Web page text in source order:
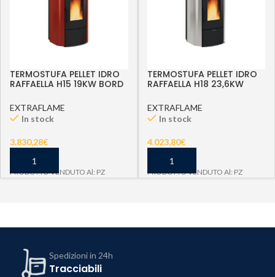
TERMOSTUFA PELLET IDRO
RAFFAELLA H15 19KW BORD
EXTRAFLAME
In stock
3.830,28€
PRODOTTO VENDUTO Al: PZ
TERMOSTUFA PELLET IDRO
RAFFAELLA H18 23,6KW
EXTRAFLAME
In stock
4.023,80€
PRODOTTO VENDUTO Al: PZ
Spedizioni in 24h
Tracciabili